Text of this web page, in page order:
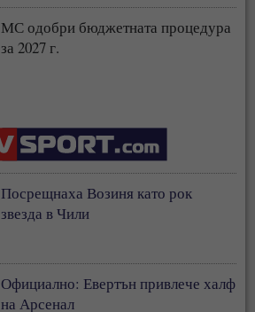
МС одобри бюджетната процедура
за 2027 г.
Посрещнаха Возиня като рок
звезда в Чили
Официално: Евертън привлече халф
на Арсенал